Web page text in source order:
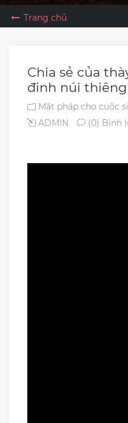
Trang chủ
Chia sẻ của
đinh núi thiêng
Mật pháp cho cuộc
ADMIN
(0) Bình